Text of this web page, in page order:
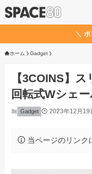
＼
ホーム Gadget
【3COINS】
回転式Wシェ
Gadget 2023年12月19
当ページのリンク